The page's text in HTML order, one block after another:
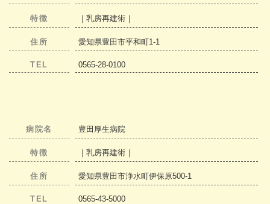
特徴 ｜乳房再建術｜
住所 愛知県豊田市平和町1-1
TEL 0565-28-0100
病院名 豊田厚生病院
特徴 ｜乳房再建術｜
住所 愛知県豊田市浄水町伊保原500-1
TEL 0565-43-5000